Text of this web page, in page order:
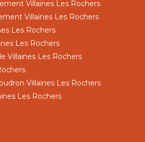
Villaines Les Rochers
Villaines Les Rochers
Les Rochers
Les Rochers
Villaines Les Rochers
Villaines Les Rochers
Les Rochers